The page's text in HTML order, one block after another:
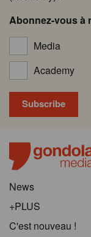
Abonnez-vous à
Media
Academy
News
+PLUS
C'est nouveau !